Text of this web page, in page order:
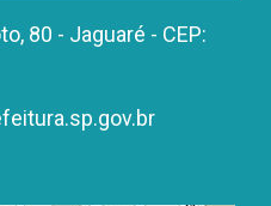
80 - Jaguaré - CEP: